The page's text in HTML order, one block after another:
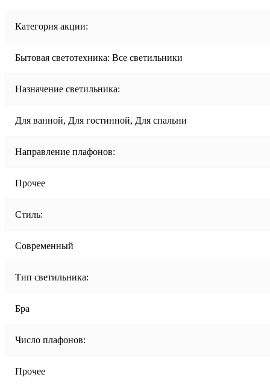
Категория акции:
Бытовая светотехника: Все светильники
Назначение светильника:
Для ванной, Для гостинной, Для спальни
Направление плафонов:
Прочее
Стиль:
Современный
Тип светильника:
Бра
Число плафонов:
Прочее